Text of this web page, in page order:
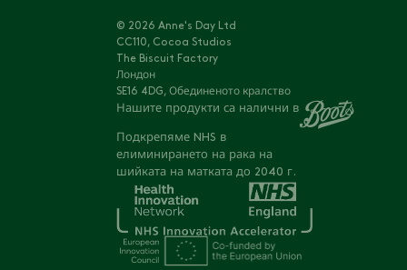
© 2026 Anne's Day Ltd
CC110, Cocoa Studios
The Biscuit Factory
Лондон
SE16 4DG, Обединеното кралство
Нашите продукти са налични в
Подкрепяме NHS в
елиминирането на рака на
шийката на матката до 2040 г.